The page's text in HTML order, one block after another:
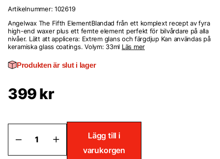
Artikelnummer: 102619
Angelwax The Fifth ElementBlandad från ett komplext recept av fyra
high-end waxer plus ett femte element perfekt för bilvårdare på alla
nivåer. Lätt att applicera: Extrem glans och färgdjup Kan användas på
keramiska glass coatings. Volym: 33ml Läs mer
Produkten är slut i lager
399kr
Angelwax
The
Lägg till i
varukorgen